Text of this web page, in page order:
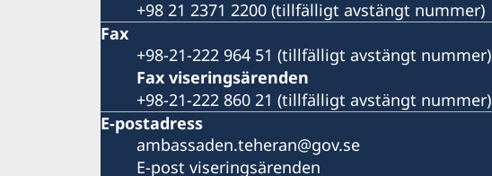
+98 21 2371 2200 (tillfälligt avstängt nummer)
Fax
+98-21-222 964 51 (tillfälligt avstängt nummer)
Fax viseringsärenden
+98-21-222 860 21 (tillfälligt avstängt nummer)
E-postadress
ambassaden.teheran@gov.se
E-post viseringsärenden